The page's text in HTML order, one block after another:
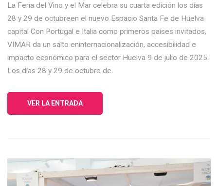
La Feria del Vino y el Mar celebra su cuarta edición los días
28 y 29 de octubreen el nuevo Espacio Santa Fe de Huelva
capital Con Portugal e Italia como primeros países invitados,
VIMAR da un salto eninternacionalización, accesibilidad e
impacto económico para el sector Huelva 9 de julio de 2025.
Los días 28 y 29 de octubre de
VER LA ENTRADA